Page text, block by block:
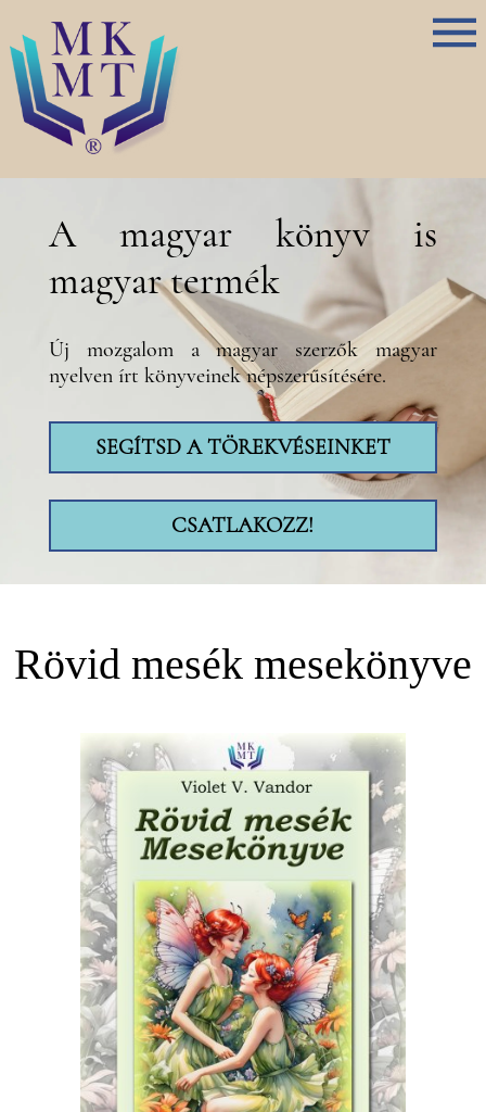
A magyar könyv is
magyar termék
Új mozgalom a magyar szerzők magyar
nyelven írt könyveinek népszerűsítésére.
SEGÍTSD A TÖREKVÉSEINKET
CSATLAKOZZ!
Rövid mesék mesekönyve